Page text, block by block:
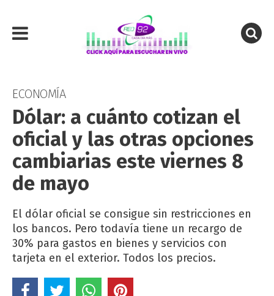
ECONOMÍA
Dólar: a cuánto cotizan el
oficial y las otras opciones
cambiarias este viernes 8
de mayo
El dólar oficial se consigue sin restricciones en
los bancos. Pero todavía tiene un recargo de
30% para gastos en bienes y servicios con
tarjeta en el exterior. Todos los precios.